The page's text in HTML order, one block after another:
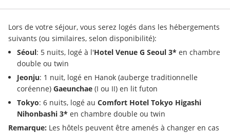
Lors de votre séjour, vous serez logés dans les hébergements
suivants (ou similaires, selon disponibilité):
Séoul: 5 nuits, logé à l'Hotel Venue G Seoul 3* en chambre
double ou twin
Jeonju: 1 nuit, logé en Hanok (auberge traditionnelle
coréenne) Gaeunchae (I ou II) en lit futon
Tokyo: 6 nuits, logé au Comfort Hotel Tokyo Higashi
Nihonbashi 3* en chambre double ou twin
Remarque: Les hôtels peuvent être amenés à changer en cas